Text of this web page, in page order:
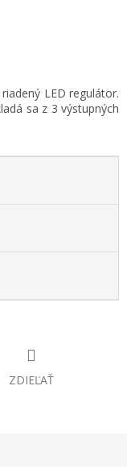
LED regulátor.
sa z 3 výstupných
ZDIEĽAŤ